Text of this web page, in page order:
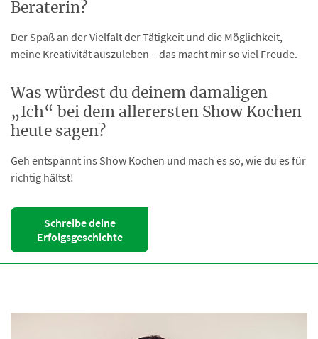
Beraterin?
Der Spaß an der Vielfalt der Tätigkeit und die Möglichkeit,
meine Kreativität auszuleben – das macht mir so viel Freude.
Was würdest du deinem damaligen
„Ich“ bei dem allerersten Show Kochen
heute sagen?
Geh entspannt ins Show Kochen und mach es so, wie du es für
richtig hältst!
Schreibe deine
Erfolgsgeschichte